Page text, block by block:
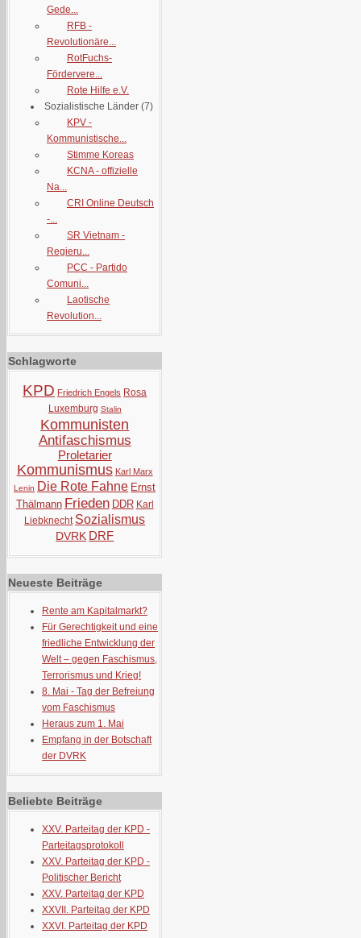
Gede...
RFB -
Revolutionäre...
RotFuchs-
Fördervere...
Rote Hilfe e.V.
Sozialistische Länder (7)
KPV -
Kommunistische...
Stimme Koreas
KCNA - offizielle
Na...
CRI Online Deutsch
-...
SR Vietnam -
Regieru...
PCC - Partido
Comuni...
Laotische
Revolution...
Schlagworte
KPD Friedrich Engels Rosa
Luxemburg Stalin
Kommunisten
Antifaschismus
Proletarier
Kommunismus Karl Marx
Lenin Die Rote Fahne Ernst
Thälmann Frieden DDR Karl
Liebknecht Sozialismus
DVRK DRF
Neueste Beiträge
Rente am Kapitalmarkt?
Für Gerechtigkeit und eine
friedliche Entwicklung der
Welt – gegen Faschismus,
Terrorismus und Krieg!
8. Mai - Tag der Befreiung
vom Faschismus
Heraus zum 1. Mai
Empfang in der Botschaft
der DVRK
Beliebte Beiträge
XXV. Parteitag der KPD -
Parteitagsprotokoll
XXV. Parteitag der KPD -
Politischer Bericht
XXV. Parteitag der KPD
XXVII. Parteitag der KPD
XXVI. Parteitag der KPD